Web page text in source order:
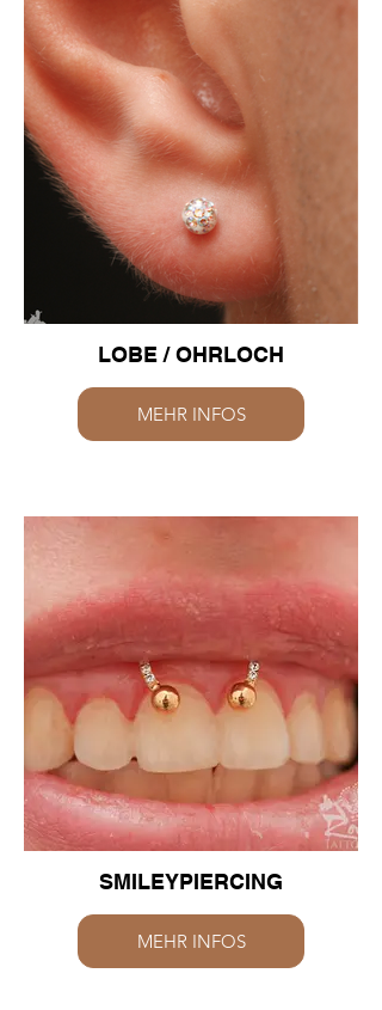
LOBE / OHRLOCH
MEHR INFOS
SMILEYPIERCING
MEHR INFOS